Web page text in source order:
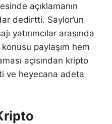
açıklamanın
dedirtti. Saylor’un
yatırımcılar arasında
konusu paylaşım hem
açısından kripto
ve heyecana adeta